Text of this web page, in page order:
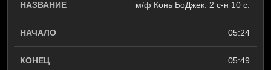
м/ф Конь БоДжек. 2 с-н 10 с.
05:24
05:49